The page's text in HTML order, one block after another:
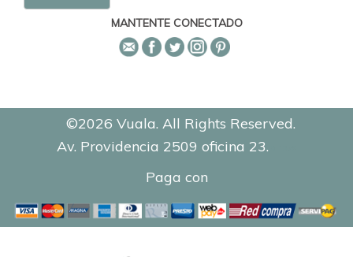
MANTENTE CONECTADO
©2026 Vuala. All Rights Reserved.
Av. Providencia 2509 oficina 23.
Paga con